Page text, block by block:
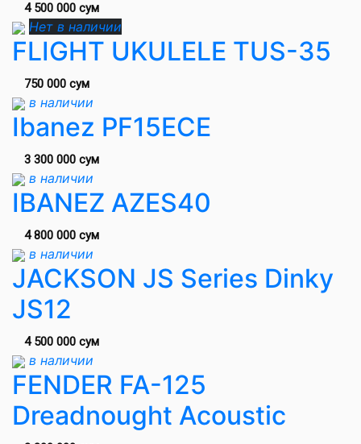
4 500 000 сум
Нет в наличии
FLIGHT UKULELE TUS-35
750 000 сум
в наличии
Ibanez PF15ECE
3 300 000 сум
в наличии
IBANEZ AZES40
4 800 000 сум
в наличии
JACKSON JS Series Dinky
JS12
4 500 000 сум
в наличии
FENDER FA-125
Dreadnought Acoustic